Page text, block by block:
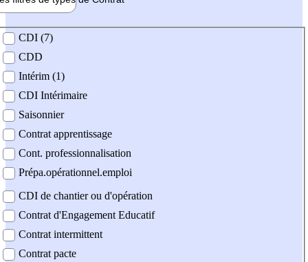
contrat
CDI (7)
CDD
Intérim (1)
CDI Intérimaire
Saisonnier
Contrat apprentissage
Cont. professionnalisation
Prépa.opérationnel.emploi
CDI de chantier ou d'opération
Contrat d'Engagement Educatif
Contrat intermittent
Contrat pacte